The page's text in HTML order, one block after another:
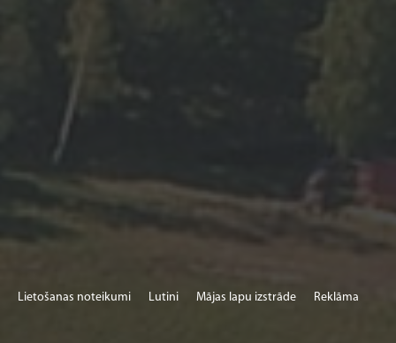
Lietošanas noteikumi Lutini Mājas lapu izstrāde Reklāma